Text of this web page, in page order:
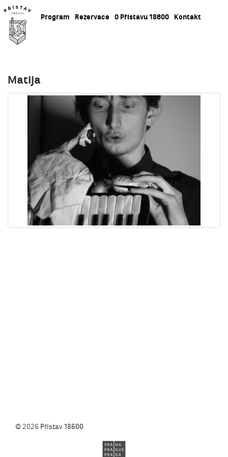
Program Rezervace O Přístavu 18600 Kontakt
Matija
© 2026 Přístav 18600